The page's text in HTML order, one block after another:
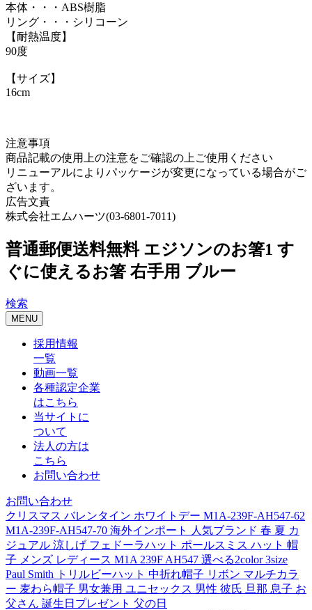
本体・・・ABS樹脂
リング・・・シリコーン
【耐熱温度】
90度
【サイズ】
16cm
注意事項
商品記載の使用上の注意をご確認の上ご使用ください
リニューアルによりパッケージが変更になっている場合がご
ざいます。
広告文責
株式会社エムハーツ(03-6801-7011)
普通郵便送料無料 エジソンのお箸1 す
ぐに使えるお箸 右手用 ブルー
検索
MENU
採用情報
一覧
動画一覧
各種認定企業
はこちら
当サイトに
ついて
法人の方は
こちら
お問い合わせ
お問い合わせ
クリスマス バレンタイン ホワイトデー M1A-239F-AH547-62
M1A-239F-AH547-70 海外インポート 人気ブランド 春 夏 カ
ジュアル 涼しげ フェドーラハット ポールスミス ハット 帽
子 メンズ レディース M1A 239F AH547 選べる2color 3size
Paul Smith トリルビーハット 中折れ帽子 リボン マルチカラ
ー 麦わら帽子 男女兼用 ユニセックス 男性 彼氏 旦那 息子 お
父さん 誕生日プレゼント 父の日